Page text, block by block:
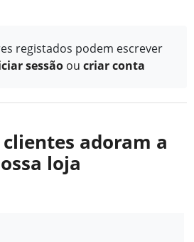
registados podem escrever
sessão ou criar conta
clientes adoram a
loja